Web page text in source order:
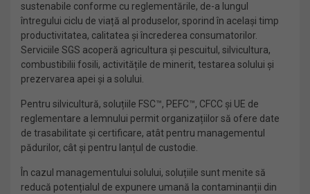
sustenabile conforme cu reglementările, de-a lungul
întregului ciclu de viață al produselor, sporind în același timp
productivitatea, calitatea și încrederea consumatorilor.
Serviciile SGS acoperă agricultura și pescuitul, silvicultura,
combustibilii fosili, activitățile de minerit, testarea solului și
prezervarea apei și a solului.
Pentru silvicultură, soluțiile FSC™, PEFC™, CFCC și UE de
reglementare a lemnului permit organizațiilor să ofere date
de trasabilitate și certificare, atât pentru managementul
pădurilor, cât și pentru lanțul de custodie.
În cazul managementului solului, soluțiile sunt menite să
reducă potențialul de expunere umană la contaminanții din